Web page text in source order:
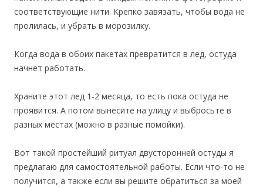
соответствующие нити. Крепко завязать, чтобы вода не
пролилась, и убрать в морозилку.
Когда вода в обоих пакетах превратится в лед, остуда
начнет работать.
Храните этот лед 1-2 месяца, то есть пока остуда не
проявится. А потом вынесите на улицу и выбросьте в
разных местах (можно в разные помойки).
Вот такой простейший ритуал двусторонней остуды я
предлагаю для самостоятельной работы. Если что-то не
получится, а также если вы решите обратиться за моей